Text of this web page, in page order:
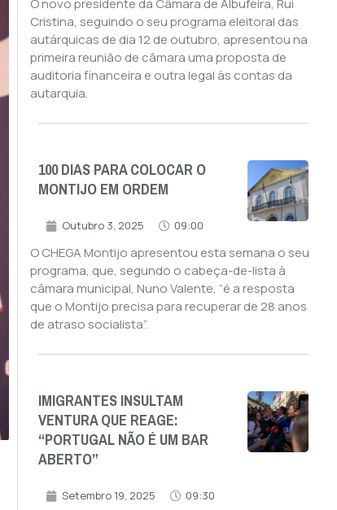
O novo presidente da Câmara de Albufeira, Rui
Cristina, seguindo o seu programa eleitoral das
autárquicas de dia 12 de outubro, apresentou na
primeira reunião de câmara uma proposta de
auditoria financeira e outra legal às contas da
autarquia.
100 DIAS PARA COLOCAR O
MONTIJO EM ORDEM
Outubro 3, 2025 09:00
O CHEGA Montijo apresentou esta semana o seu
programa, que, segundo o cabeça-de-lista à
câmara municipal, Nuno Valente, “é a resposta
que o Montijo precisa para recuperar de 28 anos
de atraso socialista”.
IMIGRANTES INSULTAM
VENTURA QUE REAGE:
“PORTUGAL NÃO É UM BAR
ABERTO”
Setembro 19, 2025 09:30